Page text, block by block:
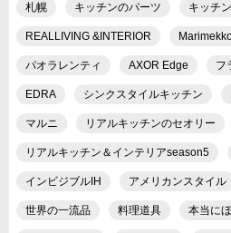
札幌 キッチンのパーツ キッチ
REALLIVING &INTERIOR
パオラレンティ AXOR Edge フ
EDRA シンクスタイルキッチン
マルニ リアルキッチンのセオリー
リアルキッチン＆インテリアseason5
インビジブルIH アメリカンスタイル
世界の一流品 料理道具 本当に